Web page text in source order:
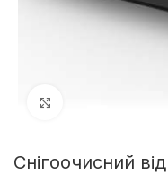
Снігоочисний